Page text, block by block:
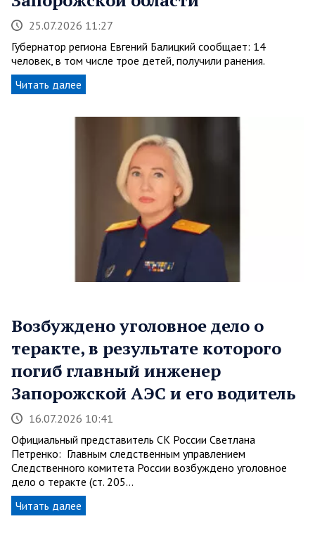
25.07.2026 11:27
Губернатор региона Евгений Балицкий сообщает: 14
человек, в том числе трое детей, получили ранения.
Читать далее
Возбуждено уголовное дело о
теракте, в результате которого
погиб главный инженер
Запорожской АЭС и его водитель
16.07.2026 10:41
Официальный представитель СК России Светлана
Петренко: Главным следственным управлением
Следственного комитета России возбуждено уголовное
дело о теракте (ст. 205…
Читать далее